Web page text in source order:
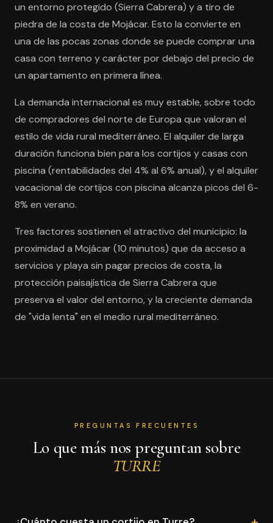
un entorno protegido (Sierra Cabrera) y a tiro de
piedra de la costa de Mojácar. Esto la convierte en
una de las pocas zonas donde se puede comprar una
casa con terreno y carácter por debajo del precio de
un apartamento en primera línea.
La demanda internacional es muy estable, sobre todo
de compradores del norte de Europa que valoran el
estilo de vida rural mediterráneo. El alquiler de larga
duración funciona bien para los cortijos y casas con
piscina (rentabilidades del 4% al 6% anual), y el alquiler
vacacional de cortijos con piscina alcanza picos del 6-
8% en verano.
Tres factores sostienen el atractivo del municipio: la
proximidad a Mojácar (10 minutos) que da acceso a
servicios y playa sin pagar precios de costa, la
protección paisajística de Sierra Cabrera que
preserva el valor del entorno, y la creciente demanda
de "vida lenta" en el medio rural mediterráneo.
PREGUNTAS FRECUENTES
Lo que más nos preguntan sobre
TURRE